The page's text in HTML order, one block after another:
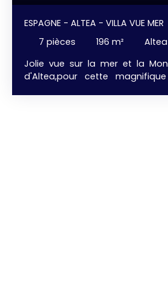
ESPAGNE - ALTEA - VILLA VUE MER
7 pièces 196 m²
Jolie vue sur la mer et la
d'Altea,pour cette